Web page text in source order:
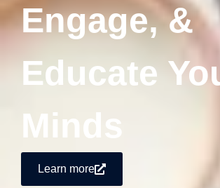
Engage, &
Educate
Minds
Learn more